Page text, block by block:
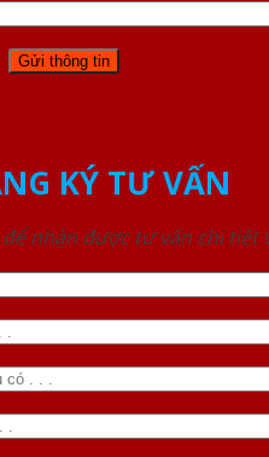
KÝ TƯ VẤN
nhận được tư vấn chi tiết